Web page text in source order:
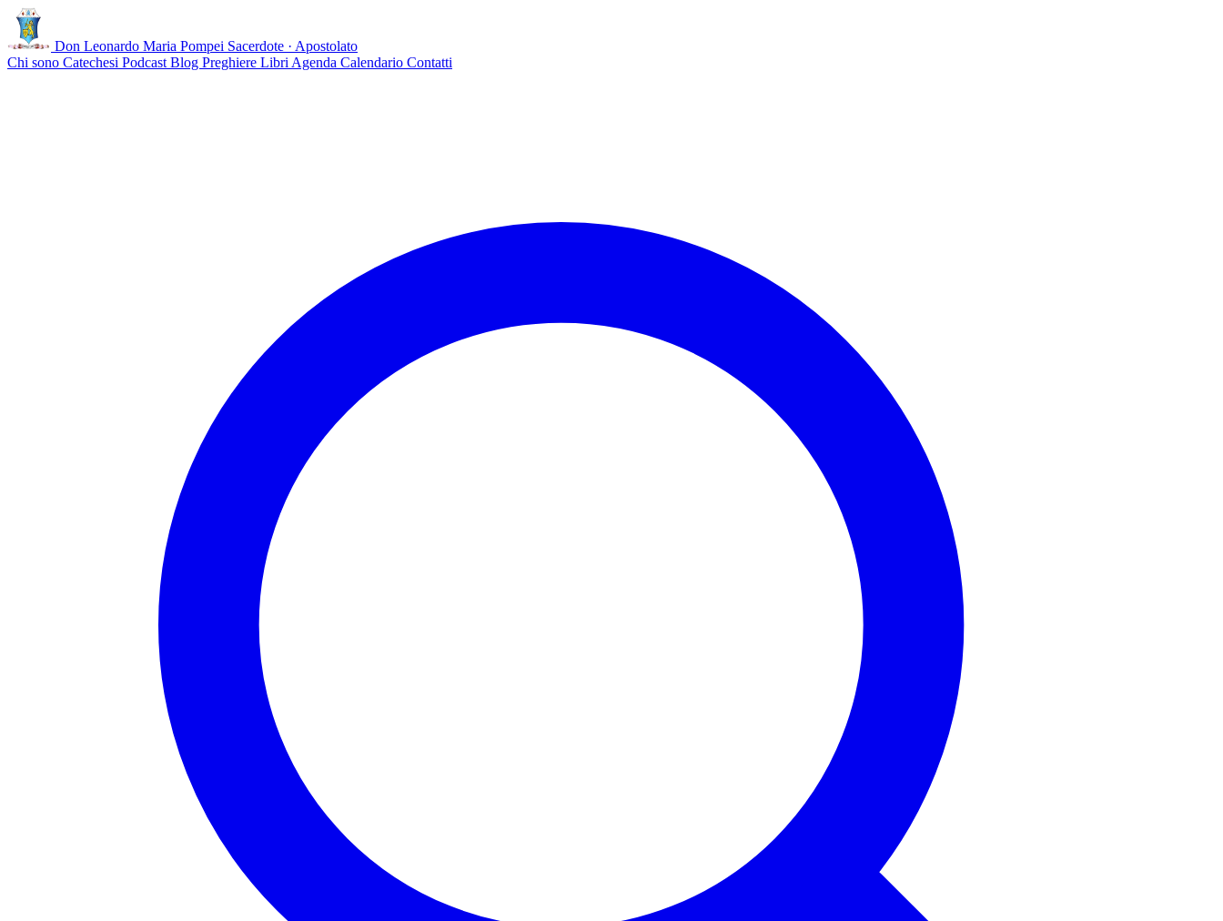
Don Leonardo Maria Pompei Sacerdote · Apostolato
Chi sono Catechesi Podcast Blog Preghiere Libri Agenda Calendario Contatti